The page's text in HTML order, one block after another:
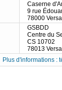
Caserne
9 rue
78000
GSBDD
Centre du
CS 10702
78013
Plus d'informations :